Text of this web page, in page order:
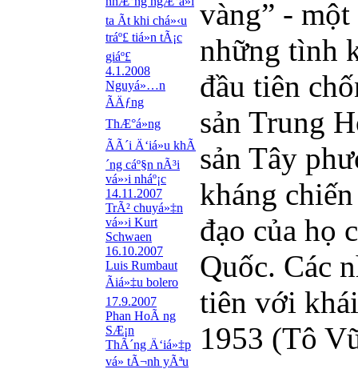
ta Ã­t khi chá»‹u
tráº£ tiá»n tÃ¡c
giáº£
4.1.2008
Nguyá»…n
ÃÄƒng
ThÆ°á»ng
ÃÃ´i Ä‘iá»u khÃ
´ng cáº§n nÃ³i
vá»›i nháº¡c
14.11.2007
TrÃ² chuyá»‡n
vá»›i Kurt
Schwaen
16.10.2007
Luis Rumbaut
Ãiá»‡u bolero
17.9.2007
Phan HoÃ ng
SÆ¡n
ThÃ´ng Ä‘iá»‡p
vá» tÃ¬nh yÃªu
vàng” -
những tình
đầu tiên
sản Trung
sản Tây
kháng
đạo của họ
Quốc. Các
tiên với
1953 (Tô